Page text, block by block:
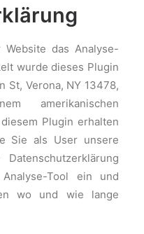
das Analyse-
wurde dieses Plugin
St, Verona, NY 13478,
amerikanischen
Plugin erhalten
Sie als User unsere
Tool ein und
wo und wie lange